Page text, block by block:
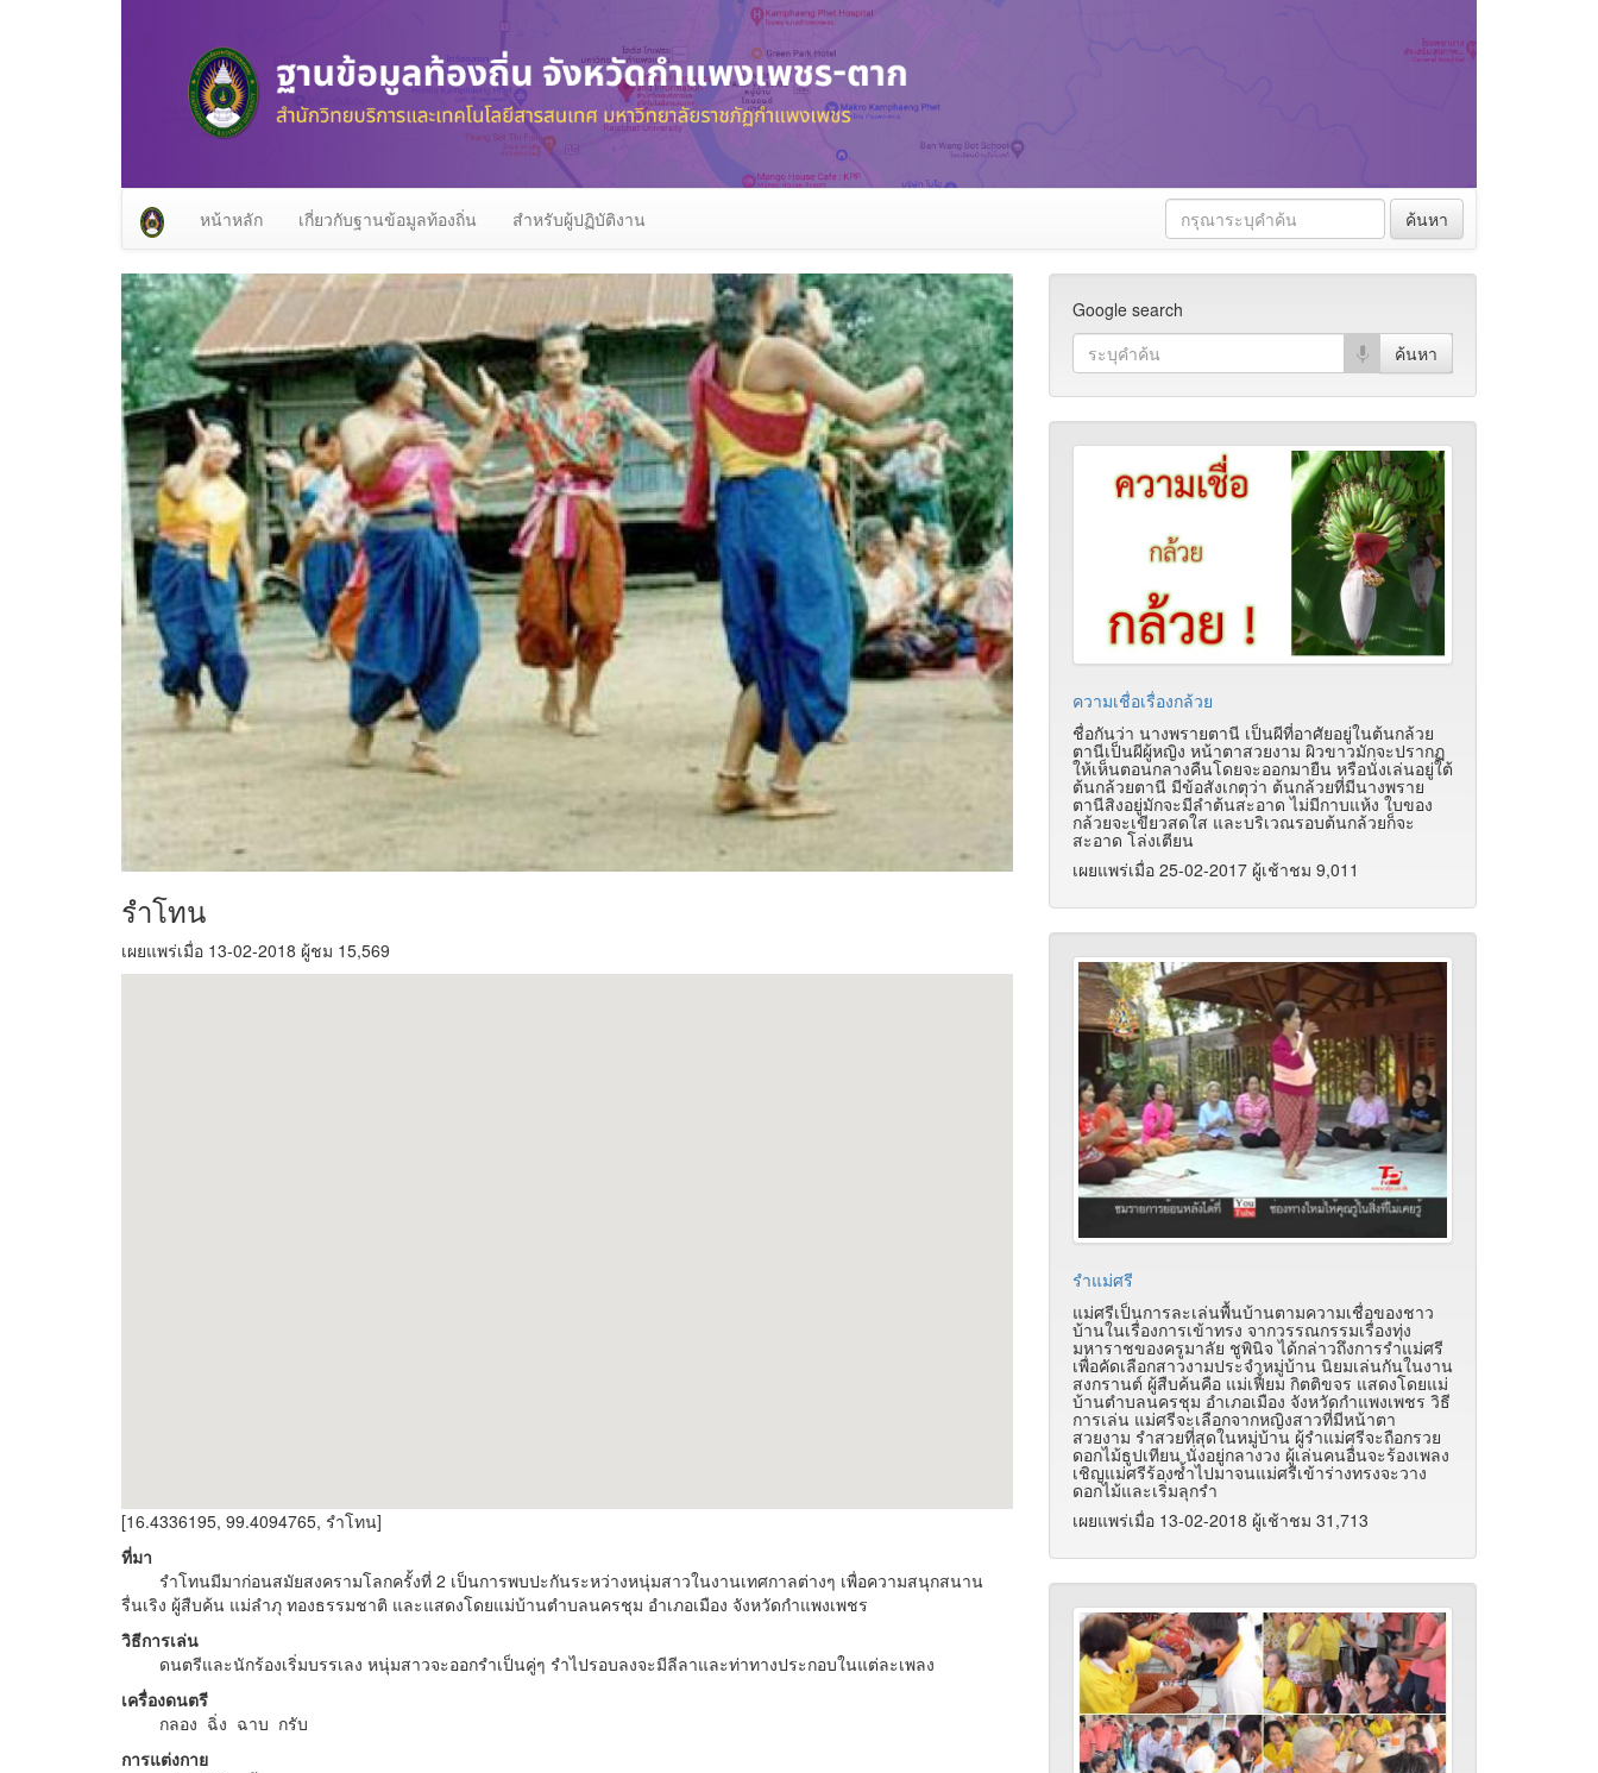
หน้าหลัก เกี่ยวกับฐานข้อมูลท้องถิ่น สำหรับผู้ปฏิบัติงาน ค้นหา
รำโทน
เผยแพร่เมื่อ 13-02-2018 ผู้ชม 15,569
[16.4336195, 99.4094765, รำโทน]
ที่มา
รำโทนมีมาก่อนสมัยสงครามโลกครั้งที่ 2 เป็นการพบปะกันระหว่างหนุ่มสาวในงานเทศกาลต่างๆ เพื่อความสนุกสนาน
รื่นเริง ผู้สืบค้น แม่ลำภุ ทองธรรมชาติ และแสดงโดยแม่บ้านตำบลนครชุม อำเภอเมือง จังหวัดกำแพงเพชร
วิธีการเล่น
ดนตรีและนักร้องเริ่มบรรเลง หนุ่มสาวจะออกรำเป็นคู่ๆ รำไปรอบลงจะมีลีลาและท่าทางประกอบในแต่ละเพลง
เครื่องดนตรี
กลอง ฉิ่ง ฉาบ กรับ
การแต่งกาย
Google search
ความเชื่อเรื่องกล้วย
ชื่อกันว่า นางพรายตานี เป็นผีที่อาศัยอยู่ในต้นกล้วย
ตานีเป็นผีผู้หญิง หน้าตาสวยงาม ผิวขาวมักจะปรากฏ
ให้เห็นตอนกลางคืนโดยจะออกมายืน หรือนั่งเล่นอยู่ใต้
ต้นกล้วยตานี มีข้อสังเกตุว่า ต้นกล้วยที่มีนางพราย
ตานีสิงอยู่มักจะมีลำต้นสะอาด ไม่มีกาบแห้ง ใบของ
กล้วยจะเขียวสดใส และบริเวณรอบต้นกล้วยก็จะ
สะอาด โล่งเตียน
เผยแพร่เมื่อ 25-02-2017 ผู้เช้าชม 9,011
รำแม่ศรี
แม่ศรีเป็นการละเล่นพื้นบ้านตามความเชื่อของชาว
บ้านในเรื่องการเข้าทรง จากวรรณกรรมเรื่องทุ่ง
มหาราชของครูมาลัย ชูพินิจ ได้กล่าวถึงการรำแม่ศรี
เพื่อคัดเลือกสาวงามประจำหมู่บ้าน นิยมเล่นกันในงาน
สงกรานต์ ผู้สืบค้นคือ แม่เฟี้ยม กิตติขจร แสดงโดยแม่
บ้านตำบลนครชุม อำเภอเมือง จังหวัดกำแพงเพชร วิธี
การเล่น แม่ศรีจะเลือกจากหญิงสาวที่มีหน้าตา
สวยงาม รำสวยที่สุดในหมู่บ้าน ผู้รำแม่ศรีจะถือกรวย
ดอกไม้ธูปเทียน นั่งอยู่กลางวง ผู้เล่นคนอื่นจะร้องเพลง
เชิญแม่ศรีร้องซ้ำไปมาจนแม่ศรีเข้าร่างทรงจะวาง
ดอกไม้และเริ่มลุกรำ
เผยแพร่เมื่อ 13-02-2018 ผู้เช้าชม 31,713